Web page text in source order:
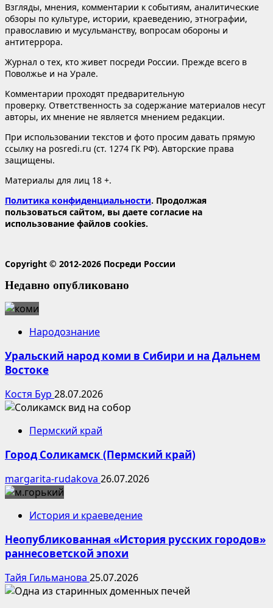
Взгляды, мнения, комментарии к событиям, аналитические
обзоры по культуре, истории, краеведению, этнографии,
православию и мусульманству, вопросам обороны и
антитеррора.
Журнал о тех, кто живет посреди России. Прежде всего в
Поволжье и на Урале.
Комментарии проходят предварительную
проверку. Ответственность за содержание материалов несут
авторы, их мнение не является мнением редакции.
При использовании текстов и фото просим давать прямую
ссылку на posredi.ru (ст. 1274 ГК РФ). Авторские права
защищены.
Материалы для лиц 18 +.
Политика конфиденциальности. Продолжая
пользоваться сайтом, вы даете согласие на
использование файлов cookies.
Copyright © 2012-2026 Посреди России
Недавно опубликовано
Народознание
Уральский народ коми в Сибири и на Дальнем
Востоке
Костя Бур 28.07.2026
Пермский край
Город Соликамск (Пермский край)
margarita-rudakova 26.07.2026
История и краеведение
Неопубликованная «История русских городов»
раннесоветской эпохи
Тайя Гильманова 25.07.2026